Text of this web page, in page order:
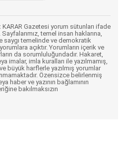
KARAR Gazetesi yorum sütunları ifade
temel insan haklarına,
saygı temelinde ve demokratik
açıktır. Yorumların içerik ve
da sorumluluğundadır. Hakaret,
imalar, imla kuralları ile yazılmamış,
büyük harflerle yazılmış yorumlar
Özensizce belirlenmiş
haber ve yazının bağlamının
bakılmaksızın